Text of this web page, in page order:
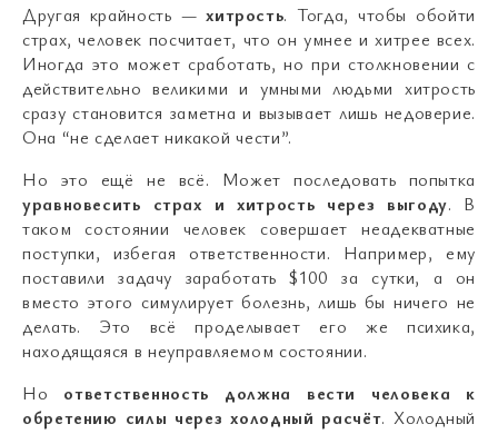
Другая крайность —хитрость. Тогда, чтобы обойти
страх, человек посчитает, что он умнее и хитрее всех.
Иногда это может сработать, но при столкновении с
действительно великими и умными людьми хитрость
сразу становится заметна и вызывает лишь недоверие.
Она “не сделает никакой чести”.
Но это ещё не всё. Может последовать попытка
уравновесить страх и хитрость через выгоду. В
таком состоянии человек совершает неадекватные
поступки, избегая ответственности. Например, ему
поставили задачу заработать $100 за сутки, а он
вместо этого симулирует болезнь, лишь бы ничего не
делать. Это всё проделывает его же психика,
находящаяся в неуправляемом состоянии.
Но ответственность должна вести человека к
обретению силы через холодный расчёт. Холодный